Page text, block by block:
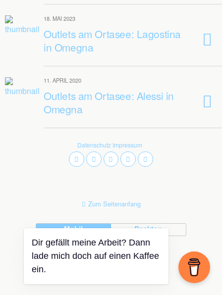
18. MAI 2023
Outlets am Ortasee: Lagostina
in Omegna
11. APRIL 2020
Outlets am Ortasee: Alessi in
Omegna
Datenschutz Impressum
Zum Seitenanfang
Mobil
Desktop
Dir gefällt meine Arbeit? Dann
lade mich doch auf einen Kaffee
ein.